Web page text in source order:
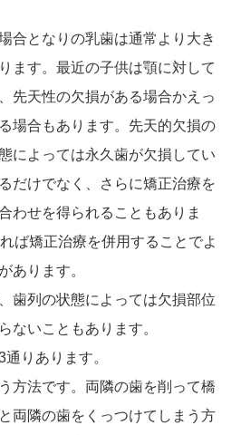
合となりの乳歯は通常より大き
ます。最近の子供は顎に対して
先天性の欠損がある場合かえっ
場合もあります。先天的欠損の
によっては永久歯が欠損してい
だけでなく、さらに矯正治療を
わせを得られることもありま
ば矯正治療を併用することでよ
あります。
歯列の状態によっては欠損部位
ないこともあります。
りあります。
方法です。両隣の歯を削って橋
両隣の歯をくっつけてしまう方